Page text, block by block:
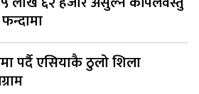
फन्दामा
पर्दै एसियाकै ठुलो शिला